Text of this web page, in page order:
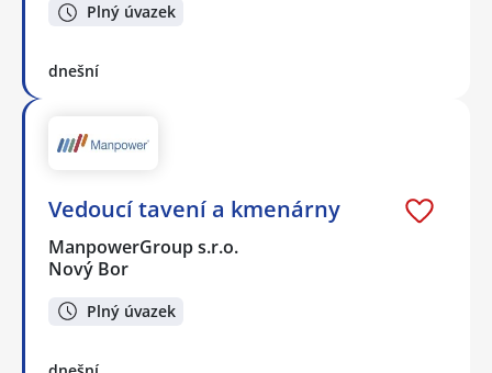
Plný úvazek
dnešní
Vedoucí tavení a kmenárny
ManpowerGroup s.r.o.
Nový Bor
Plný úvazek